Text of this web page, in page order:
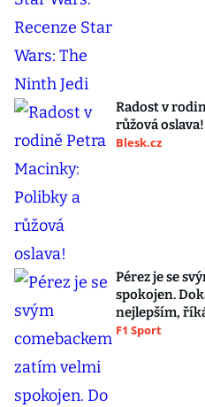
Radost v
růžová oslava!
Blesk.cz
Pérez je se
spokojen.
nejlepším,
F1 Sport